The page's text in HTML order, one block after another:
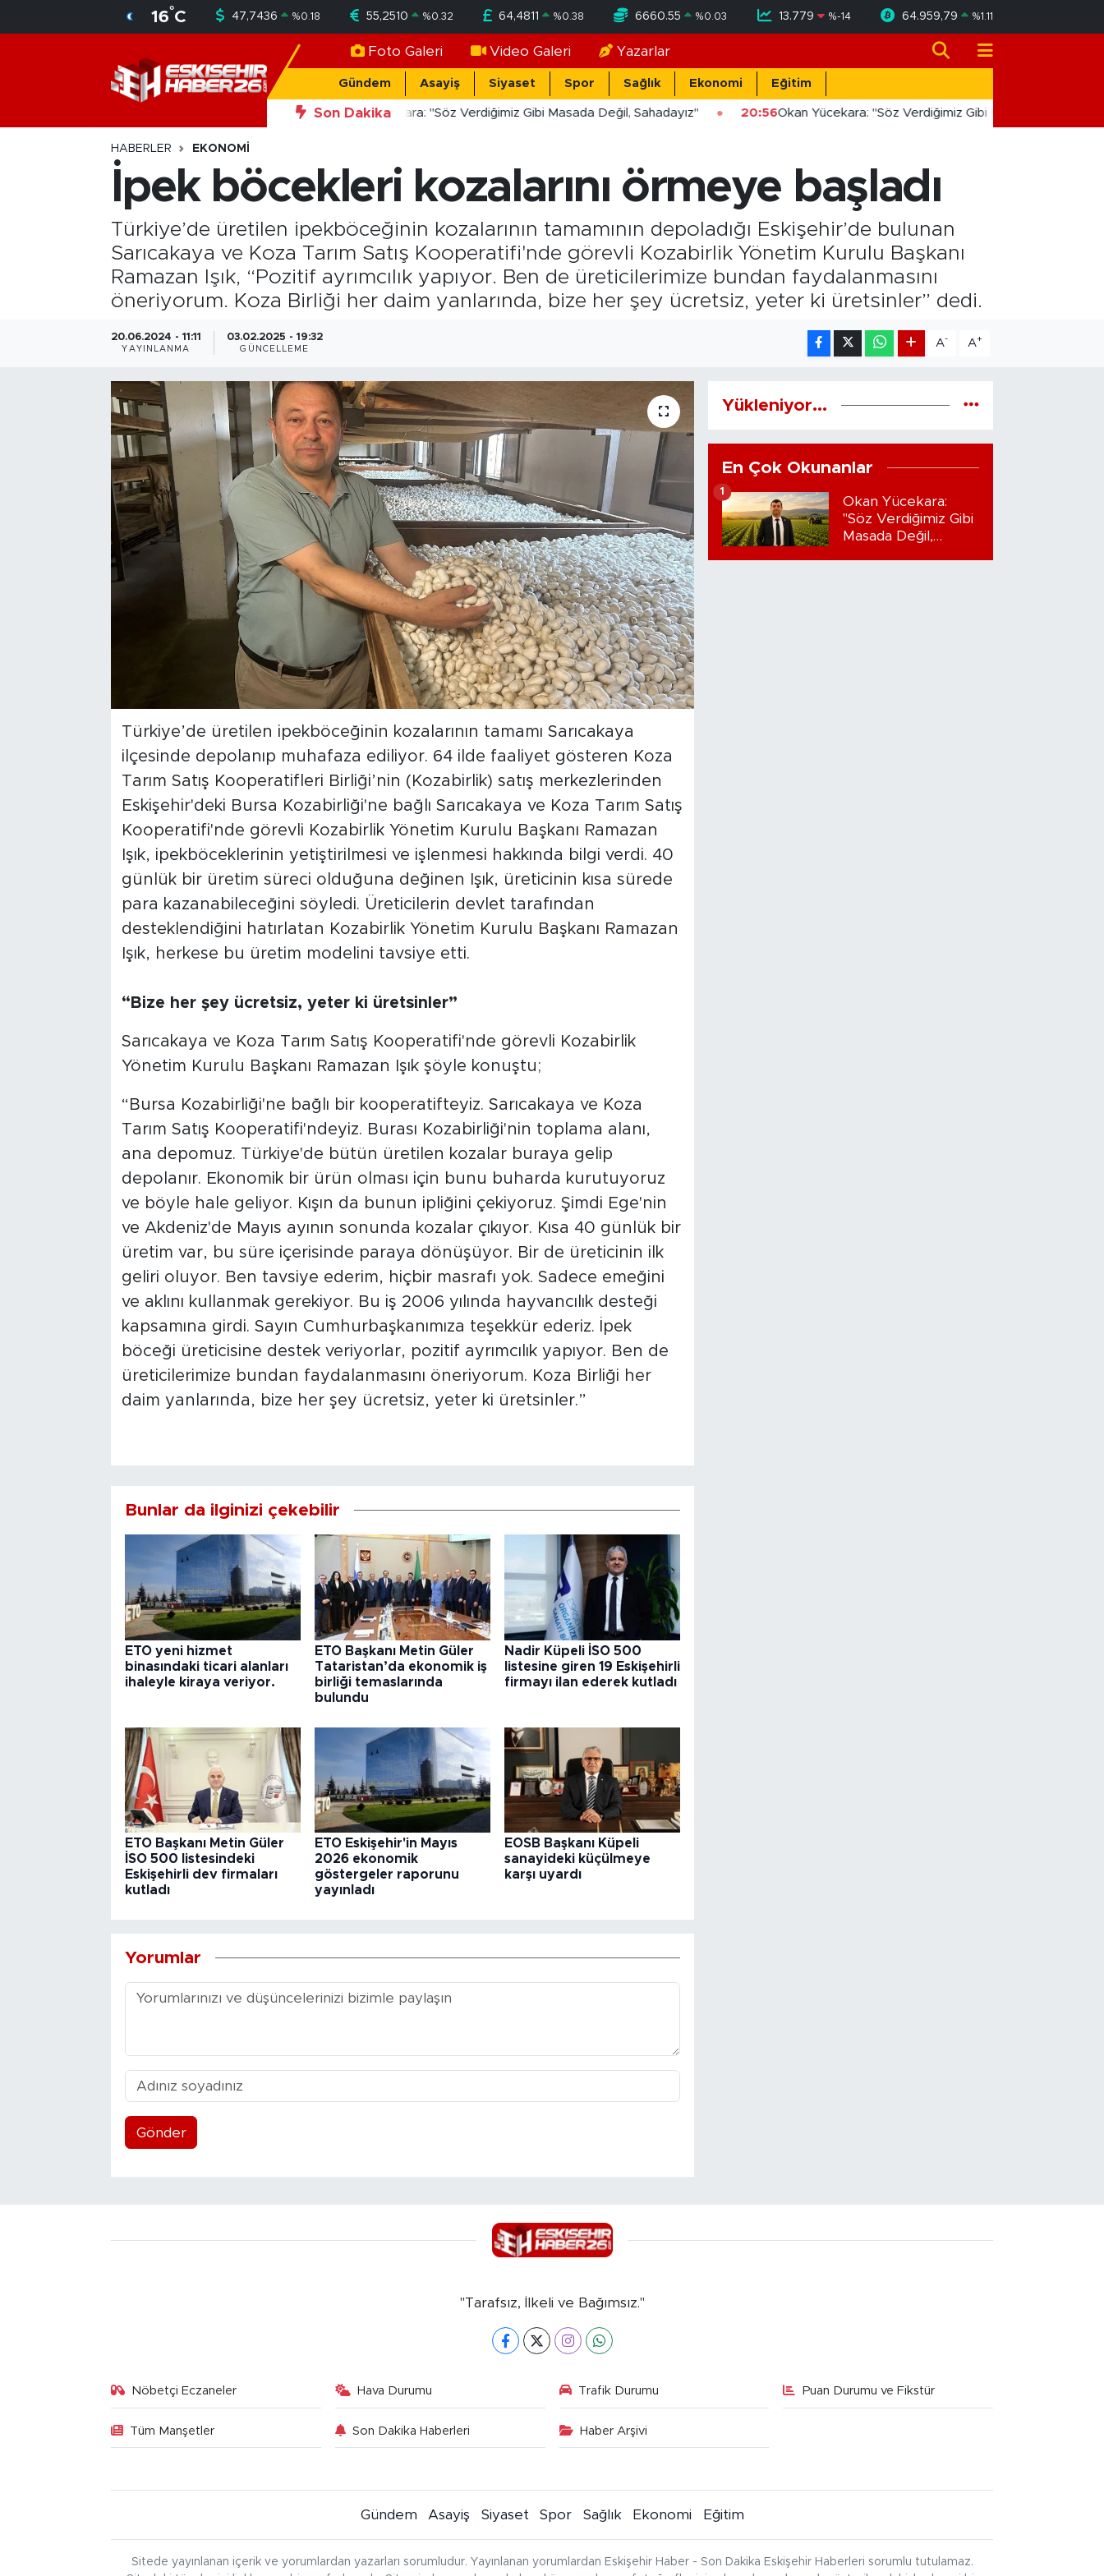
16°C 47,7436 %0.18 55,2510 %0.32 64,4811 %0.38 6660.55 %0.03 13.779 %-14 64.959,79 %1.11
Foto Galeri Video Galeri Yazarlar
Gündem Asayiş Siyaset Spor Sağlık Ekonomi Eğitim
Son Dakika
20:56Okan Yücekara: "Söz Verdiğimiz Gibi Masada Değil, Sahadayız" 20:56Okan Yücekara: "Söz Verdiğimiz Gibi Masada Değil,
HABERLER EKONOMI
İpek böcekleri kozalarını örmeye başladı
Türkiye’de üretilen ipekböceğinin kozalarının tamamının depoladığı Eskişehir’de bulunan
Sarıcakaya ve Koza Tarım Satış Kooperatifi'nde görevli Kozabirlik Yönetim Kurulu Başkanı
Ramazan Işık, “Pozitif ayrımcılık yapıyor. Ben de üreticilerimize bundan faydalanmasını
öneriyorum. Koza Birliği her daim yanlarında, bize her şey ücretsiz, yeter ki üretsinler” dedi.
20.06.2024 - 11:11
YAYINLANMA
03.02.2025 - 19:32
GÜNCELLEME
A- A+
Türkiye’de üretilen ipekböceğinin kozalarının tamamı Sarıcakaya
ilçesinde depolanıp muhafaza ediliyor. 64 ilde faaliyet gösteren Koza
Tarım Satış Kooperatifleri Birliği’nin (Kozabirlik) satış merkezlerinden
Eskişehir'deki Bursa Kozabirliği'ne bağlı Sarıcakaya ve Koza Tarım Satış
Kooperatifi'nde görevli Kozabirlik Yönetim Kurulu Başkanı Ramazan
Işık, ipekböceklerinin yetiştirilmesi ve işlenmesi hakkında bilgi verdi. 40
günlük bir üretim süreci olduğuna değinen Işık, üreticinin kısa sürede
para kazanabileceğini söyledi. Üreticilerin devlet tarafından
desteklendiğini hatırlatan Kozabirlik Yönetim Kurulu Başkanı Ramazan
Işık, herkese bu üretim modelini tavsiye etti.
“Bize her şey ücretsiz, yeter ki üretsinler”
Sarıcakaya ve Koza Tarım Satış Kooperatifi'nde görevli Kozabirlik
Yönetim Kurulu Başkanı Ramazan Işık şöyle konuştu;
“Bursa Kozabirliği'ne bağlı bir kooperatifteyiz. Sarıcakaya ve Koza
Tarım Satış Kooperatifi'ndeyiz. Burası Kozabirliği'nin toplama alanı,
ana depomuz. Türkiye'de bütün üretilen kozalar buraya gelip
depolanır. Ekonomik bir ürün olması için bunu buharda kurutuyoruz
ve böyle hale geliyor. Kışın da bunun ipliğini çekiyoruz. Şimdi Ege'nin
ve Akdeniz'de Mayıs ayının sonunda kozalar çıkıyor. Kısa 40 günlük bir
üretim var, bu süre içerisinde paraya dönüşüyor. Bir de üreticinin ilk
geliri oluyor. Ben tavsiye ederim, hiçbir masrafı yok. Sadece emeğini
ve aklını kullanmak gerekiyor. Bu iş 2006 yılında hayvancılık desteği
kapsamına girdi. Sayın Cumhurbaşkanımıza teşekkür ederiz. İpek
böceği üreticisine destek veriyorlar, pozitif ayrımcılık yapıyor. Ben de
üreticilerimize bundan faydalanmasını öneriyorum. Koza Birliği her
daim yanlarında, bize her şey ücretsiz, yeter ki üretsinler.”
Bunlar da ilginizi çekebilir
ETO yeni hizmet
binasındaki ticari alanları
ihaleyle kiraya veriyor.
ETO Başkanı Metin Güler
Tataristan’da ekonomik iş
birliği temaslarında
bulundu
Nadir Küpeli İSO 500
listesine giren 19 Eskişehirli
firmayı ilan ederek kutladı
ETO Başkanı Metin Güler
İSO 500 listesindeki
Eskişehirli dev firmaları
kutladı
ETO Eskişehir'in Mayıs
2026 ekonomik
göstergeler raporunu
yayınladı
EOSB Başkanı Küpeli
sanayideki küçülmeye
karşı uyardı
Yorumlar
Gönder
Yükleniyor...
En Çok Okunanlar
Okan Yücekara:
"Söz Verdiğimiz Gibi
Masada Değil,
1
"Tarafsız, İlkeli ve Bağımsız."
Nöbetçi Eczaneler Hava Durumu Trafik Durumu Puan Durumu ve Fikstür
Tüm Manşetler Son Dakika Haberleri Haber Arşivi
Gündem Asayiş Siyaset Spor Sağlık Ekonomi Eğitim
Sitede yayınlanan içerik ve yorumlardan yazarları sorumludur. Yayınlanan yorumlardan Eskişehir Haber - Son Dakika Eskişehir Haberleri sorumlu tutulamaz.
Teknoloji
Nöbetçi Eczaneler
Hava Durumu
Trafik Durumu
Süper Lig Puan Durumu ve Fikstür
Tüm Manşetler
Son Dakika Haberleri